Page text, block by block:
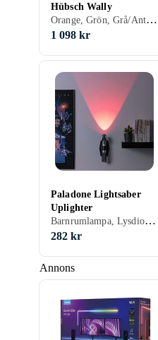
Annons
Hübsch Wally
Orange, Grön, Grå/Antracit, Beige
1 098 kr
Paladone Lightsaber
Uplighter
Barnrumlampa, Lysdiod (LED), Lämplig för barn, Svart, Silver, Grå/Antracit
282 kr